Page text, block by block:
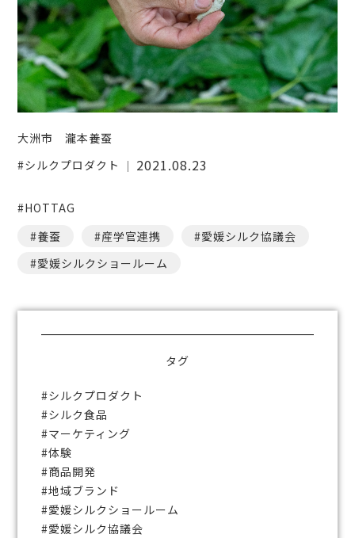
大洲市 瀧本養蚕
シルクプロダクト
2021.08.23
#HOTTAG
養蚕
産学官連携
愛媛シルク協議会
愛媛シルクショールーム
タグ
シルクプロダクト
シルク食品
マーケティング
体験
商品開発
地域ブランド
愛媛シルクショールーム
愛媛シルク協議会